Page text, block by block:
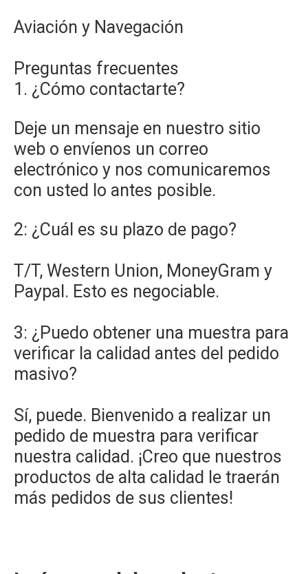
Aviación y Navegación
Preguntas frecuentes
1. ¿Cómo contactarte?
Deje un mensaje en nuestro sitio
web o envíenos un correo
electrónico y nos comunicaremos
con usted lo antes posible.
2: ¿Cuál es su plazo de pago?
T/T, Western Union, MoneyGram y
Paypal. Esto es negociable.
3: ¿Puedo obtener una muestra para
verificar la calidad antes del pedido
masivo?
Sí, puede. Bienvenido a realizar un
pedido de muestra para verificar
nuestra calidad. ¡Creo que nuestros
productos de alta calidad le traerán
más pedidos de sus clientes!